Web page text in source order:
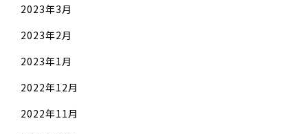
2023年3月
2023年2月
2023年1月
2022年12月
2022年11月